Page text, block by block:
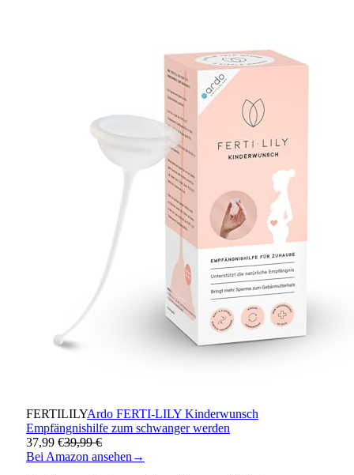
FERTILILYArdo FERTI-LILY Kinderwunsch
Empfängnishilfe zum schwanger werden
37,99 €39,99 €
Bei Amazon ansehen →